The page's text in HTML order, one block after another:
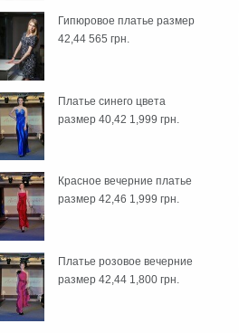
Гипюровое платье размер
42,44 565 грн.
Платье синего цвета
размер 40,42 1,999 грн.
Красное вечерние платье
размер 42,46 1,999 грн.
Платье розовое вечерние
размер 42,44 1,800 грн.